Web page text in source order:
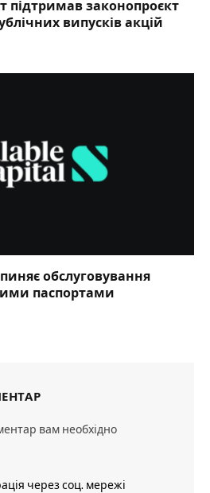
підтримав законопроєкт
випусків акцій
обслуговування
паспортами
вам необхідно
через соц. мережі